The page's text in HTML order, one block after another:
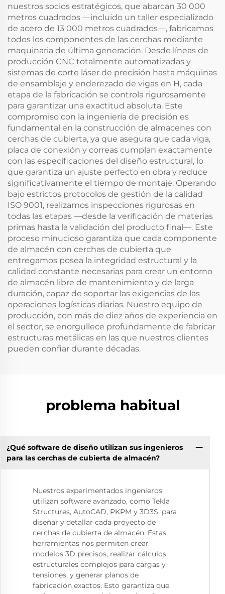
nuestros socios estratégicos, que abarcan 30 000
metros cuadrados —incluido un taller especializado
de acero de 13 000 metros cuadrados—, fabricamos
todos los componentes de las cerchas mediante
maquinaria de última generación. Desde líneas de
producción CNC totalmente automatizadas y
sistemas de corte láser de precisión hasta máquinas
de ensamblaje y enderezado de vigas en H, cada
etapa de la fabricación se controla rigurosamente
para garantizar una exactitud absoluta. Este
compromiso con la ingeniería de precisión es
fundamental en la construcción de almacenes con
cerchas de cubierta, ya que asegura que cada viga,
placa de conexión y correas cumplan exactamente
con las especificaciones del diseño estructural, lo
que garantiza un ajuste perfecto en obra y reduce
significativamente el tiempo de montaje. Operando
bajo estrictos protocolos de gestión de la calidad
ISO 9001, realizamos inspecciones rigurosas en
todas las etapas —desde la verificación de materias
primas hasta la validación del producto final—. Este
proceso minucioso garantiza que cada componente
de almacén con cerchas de cubierta que
entregamos posea la integridad estructural y la
calidad constante necesarias para crear un entorno
de almacén libre de mantenimiento y de larga
duración, capaz de soportar las exigencias de las
operaciones logísticas diarias. Nuestro equipo de
producción, con más de diez años de experiencia en
el sector, se enorgullece profundamente de fabricar
estructuras metálicas en las que nuestros clientes
pueden confiar durante décadas.
problema habitual
¿Qué software de diseño utilizan sus ingenieros
para las cerchas de cubierta de almacén?
Nuestros experimentados ingenieros
utilizan software avanzado, como Tekla
Structures, AutoCAD, PKPM y 3D3S, para
diseñar y detallar cada proyecto de
cerchas de cubierta de almacén. Estas
herramientas nos permiten crear
modelos 3D precisos, realizar cálculos
estructurales complejos para cargas y
tensiones, y generar planos de
fabricación exactos. Esto garantiza que